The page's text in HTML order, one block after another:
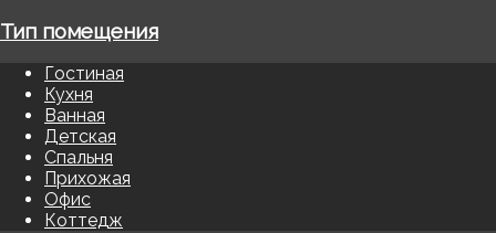
Тип помещения
Гостиная
Кухня
Ванная
Детская
Спальня
Прихожая
Офис
Коттедж